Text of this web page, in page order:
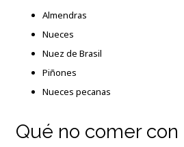
Almendras
Nueces
Nuez de Brasil
Piñones
Nueces pecanas
Qué no comer con